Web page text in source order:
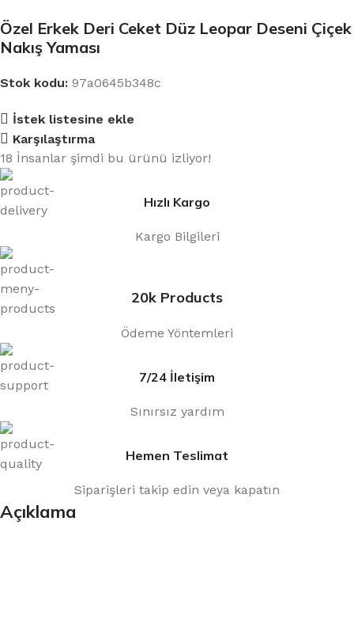
Özel Erkek Deri Ceket Düz Leopar Deseni Çiçek
Nakış Yaması
Stok kodu: 97a0645b348c
İstek listesine ekle
Karşılaştırma
18 İnsanlar şimdi bu ürünü izliyor!
Hızlı Kargo
Kargo Bilgileri
20k Products
Ödeme Yöntemleri
7/24 İletişim
Sınırsız yardım
Hemen Teslimat
Siparişleri takip edin veya kapatın
Açıklama